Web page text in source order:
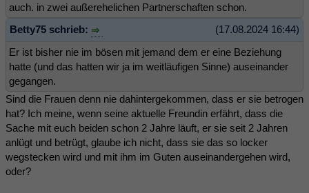
auch. in zwei außerehelichen Partnerschaften schon.
(17.08.2024 16:44)
Betty75 schrieb:
Er ist bisher nie im bösen mit jemand dem er eine Beziehung
hatte (und das hatten wir ja im weitläufigen Sinne) auseinander
gegangen.
Sind die Frauen denn nie dahintergekommen, dass er sie betrogen
hat? Ich meine, wenn seine aktuelle Freundin erfährt, dass die
Sache mit euch beiden schon 2 Jahre läuft, er sie seit 2 Jahren
anlügt und betrügt, glaube ich nicht, dass sie das so locker
wegstecken wird und mit ihm im Guten auseinandergehen wird,
oder?